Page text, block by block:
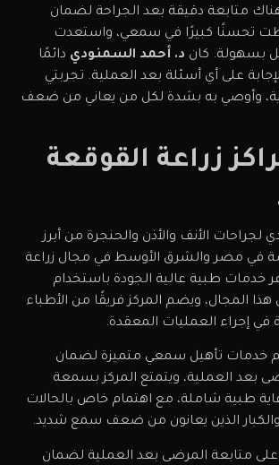
متابعة دقيقة بعد الجراحة لضمان
تحسنًا كبيرًا في سمعي، واستعدت
بسهولة. كان د. أحمد السمنودي دائمًا
على أي أسئلة بعد العملية. تجربتي
وأوصي به بشدة لكل من يعاني من ضعف
زراعة القوقعة
لجراحات الأنف والأذن والحنجرة من أبرز
في مصر والشرق الأوسط في مجال زراعة
خدمات طبية عالية الجودة باستخدام
المجال، ويضم المركز فريقًا من الأطباء
في إجراء العمليات المعقدة.
خدمات تأهيل سمعي متميزة لضمان
بعد العملية، ويتمتع المركز بسمعة
طبية شاملة، مع اهتمام خاص بالحالات
الذين يعانون من ضعف سمع شديد.
متابعة المرضى بعد العملية لضمان